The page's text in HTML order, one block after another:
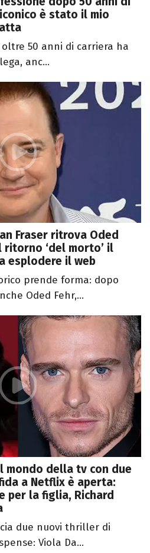
è stato il mio
50 anni di carriera ha
anc...
Fraser ritrova Oded
ritorno ‘del morto’ il
esplodere il web
prende forma: dopo
Oded Fehr,...
mondo della tv con due
a Netflix è aperta:
per la figlia, Richard
due nuovi thriller di
Viola Da...